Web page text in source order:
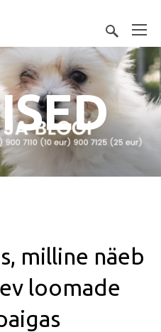
milline näeb
loomade